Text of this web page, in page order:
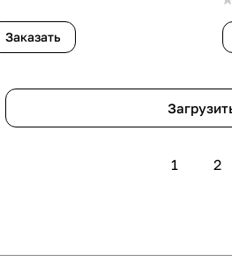
Заказать
1 2